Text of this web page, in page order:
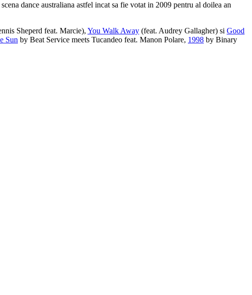
dance australiana astfel incat sa fie votat in 2009 pentru al doilea an
Sheperd feat. Marcie), You Walk Away (feat. Audrey Gallagher) si Good
Sun by Beat Service meets Tucandeo feat. Manon Polare, 1998 by Binary